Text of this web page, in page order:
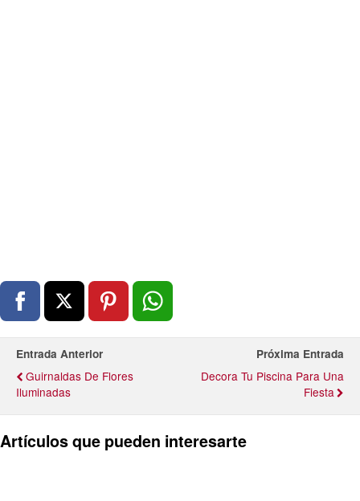
Entrada Anterior
Guirnaldas De Flores
Iluminadas
Próxima Entrada
Decora Tu Piscina Para Una
Fiesta
Artículos que pueden interesarte